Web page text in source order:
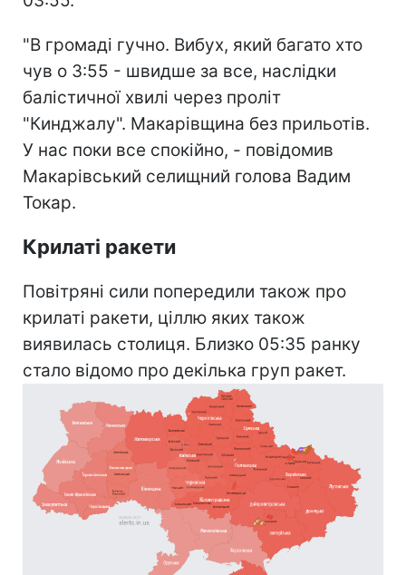
"В громаді гучно. Вибух, який багато хто
чув о 3:55 - швидше за все, наслідки
балістичної хвилі через проліт
"Кинджалу". Макарівщина без прильотів.
У нас поки все спокійно, - повідомив
Макарівський селищний голова Вадим
Токар.
Крилаті ракети
Повітряні сили попередили також про
крилаті ракети, ціллю яких також
виявилась столиця. Близко 05:35 ранку
стало відомо про декілька груп ракет.